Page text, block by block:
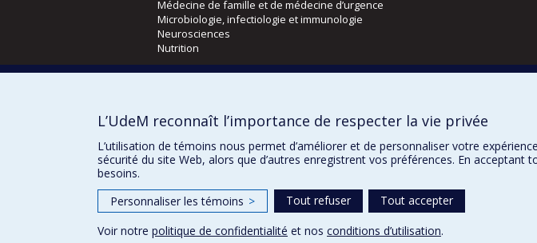
Médecine de famille et de médecine d’urgence
Microbiologie, infectiologie et immunologie
Neurosciences
Nutrition
Orthophonie et audiologie
L’UdeM reconnaît l’importance de respecter la vie privée
L’utilisation de témoins nous permet d’améliorer et de personnaliser votre
sécurité du site Web, alors que d’autres enregistrent vos préférences. En
besoins.
Personnaliser les témoins > Tout refuser
Tout accepter
Voir notre politique de confidentialité et nos conditions d’utilisation.